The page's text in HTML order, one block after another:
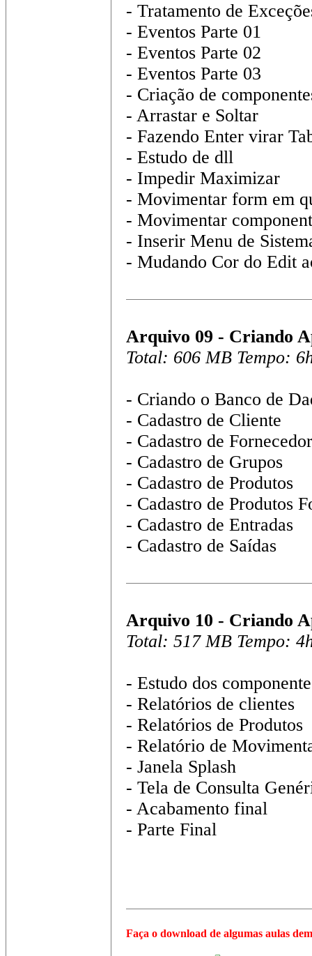
- Tratamento de
- Eventos Parte 01
- Eventos Parte 02
- Eventos Parte 03
- Criação de
- Arrastar e Soltar
- Fazendo Enter virar
- Estudo de dll
- Impedir Maximizar
- Movimentar form em
- Movimentar
- Inserir Menu de
- Mudando Cor do Edit
Arquivo 09 - Criando
Total: 606 MB Tempo:
- Criando o Banco de
- Cadastro de Cliente
- Cadastro de
- Cadastro de Grupos
- Cadastro de Produtos
- Cadastro de Produtos
- Cadastro de Entradas
- Cadastro de Saídas
Arquivo 10 - Criando
Total: 517 MB Tempo:
- Estudo dos
- Relatórios de clientes
- Relatórios de Produtos
- Relatório de
- Janela Splash
- Tela de Consulta
- Acabamento final
- Parte Final
Faça o download de algumas aulas